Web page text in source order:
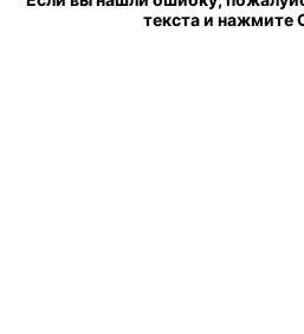
текста и нажмите